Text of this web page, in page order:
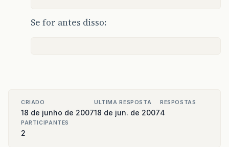
Se for antes disso:
CRIADO
18 de junho de 2007
ULTIMA RESPOSTA
18 de jun. de 2007
RESPOSTAS
4
PARTICIPANTES
2